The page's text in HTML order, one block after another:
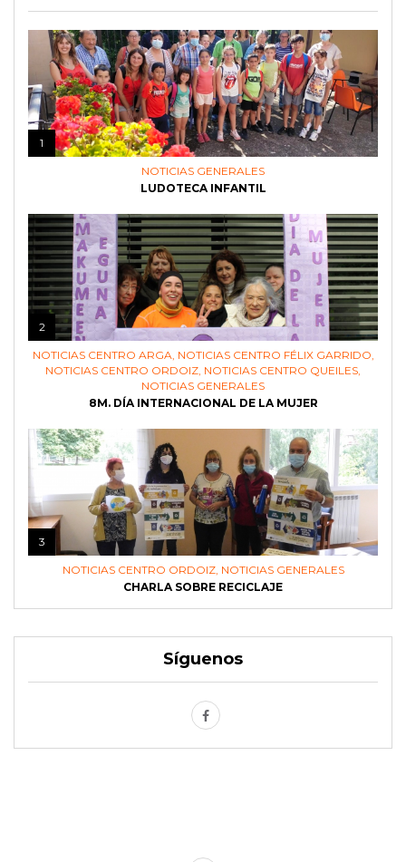
1
NOTICIAS GENERALES
LUDOTECA INFANTIL
2
NOTICIAS CENTRO ARGA, NOTICIAS CENTRO FÉLIX GARRIDO,
NOTICIAS CENTRO ORDOIZ, NOTICIAS CENTRO QUEILES,
NOTICIAS GENERALES
8M. DÍA INTERNACIONAL DE LA MUJER
3
NOTICIAS CENTRO ORDOIZ, NOTICIAS GENERALES
CHARLA SOBRE RECICLAJE
Síguenos